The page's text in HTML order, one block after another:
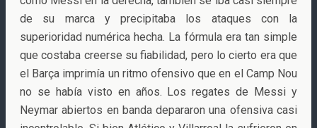
de su marca y precipitaba los ataques con la
superioridad numérica hecha. La fórmula era tan simple
que costaba creerse su fiabilidad, pero lo cierto era que
el Barça imprimía un ritmo ofensivo que en el Camp Nou
no se había visto en años. Los regates de Messi y
Neymar abiertos en banda depararon una ofensiva casi